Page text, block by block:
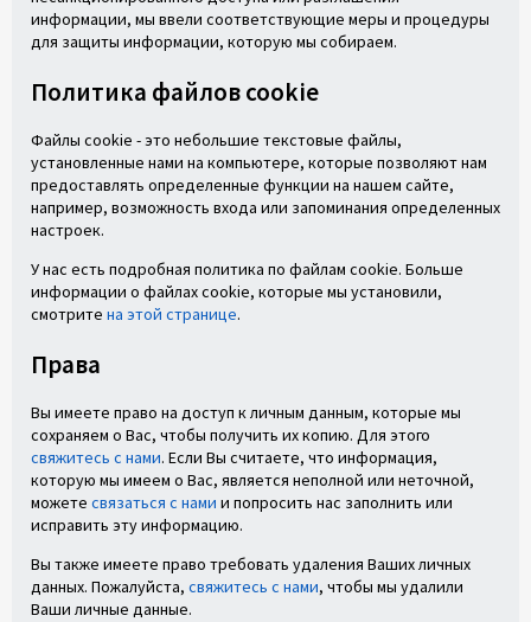
информации, мы ввели соответствующие меры и процедуры
для защиты информации, которую мы собираем.
Политика файлов cookie
Файлы cookie - это небольшие текстовые файлы,
установленные нами на компьютере, которые позволяют нам
предоставлять определенные функции на нашем сайте,
например, возможность входа или запоминания определенных
настроек.
У нас есть подробная политика по файлам cookie. Больше
информации о файлах cookie, которые мы установили,
смотрите на этой странице.
Права
Вы имеете право на доступ к личным данным, которые мы
сохраняем о Вас, чтобы получить их копию. Для этого
свяжитесь с нами. Если Вы считаете, что информация,
которую мы имеем о Вас, является неполной или неточной,
можете связаться с нами и попросить нас заполнить или
исправить эту информацию.
Вы также имеете право требовать удаления Ваших личных
данных. Пожалуйста, свяжитесь с нами, чтобы мы удалили
Ваши личные данные.